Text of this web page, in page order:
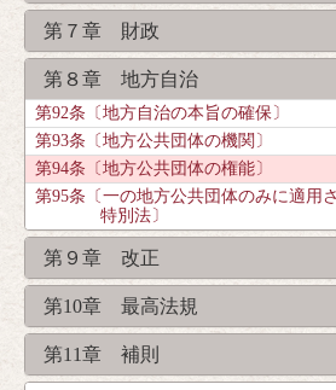
第７章 財政
第８章 地方自治
第92条〔地方自治の本旨の確保〕
第93条〔地方公共団体の機関〕
第94条〔地方公共団体の権能〕
第95条〔一の地方公共団体のみに適用
特別法〕
第９章 改正
第10章 最高法規
第11章 補則